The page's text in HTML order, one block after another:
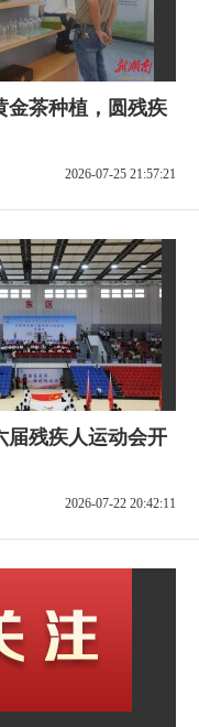
金茶种植，圆残疾
2026-07-25 21:57:21
届残疾人运动会开
2026-07-22 20:42:11